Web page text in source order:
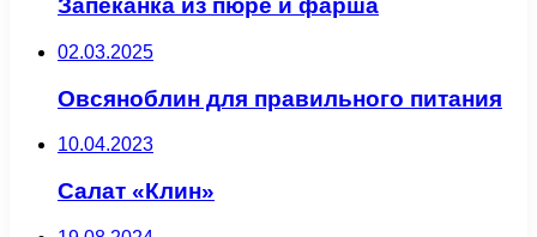
Запеканка из пюре и фарша
02.03.2025
Овсяноблин для правильного питания
10.04.2023
Салат «Клин»